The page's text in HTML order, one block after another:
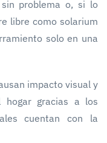
problema o, si lo
libre como solarium
solo en una
impacto visual y
gracias a los
cuentan con la